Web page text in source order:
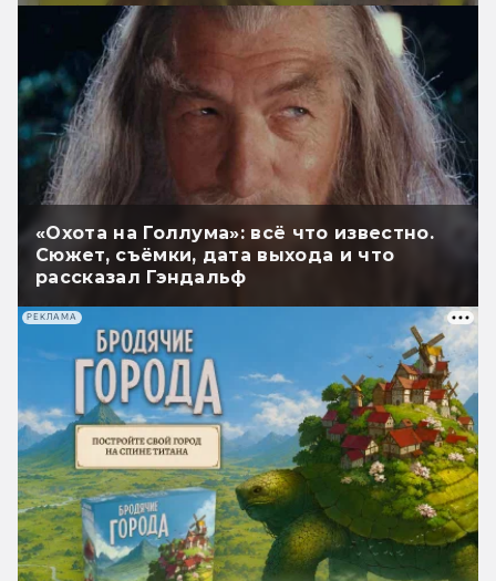
«Охота на Голлума»: всё что известно.
Сюжет, съёмки, дата выхода и что
рассказал Гэндальф
РЕКЛАМА